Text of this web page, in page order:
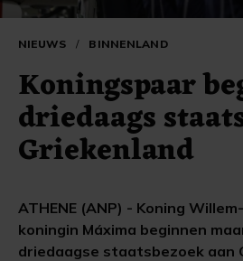
NIEUWS / BINNENLAND
Koningspaar
driedaags
Griekenland
ATHENE (ANP) - Koning
koningin Máxima beginnen
driedaagse staatsbezoek aan